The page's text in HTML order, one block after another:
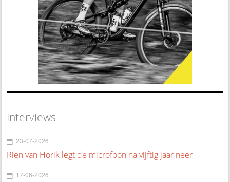
Interviews
23-07-2026
Rien van Horik legt de microfoon na vijftig jaar neer
17-06-2026